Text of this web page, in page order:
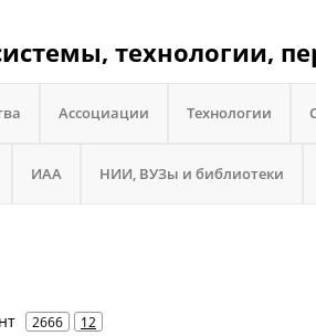
технологии,
Ассоциации Технологии
ИАА НИИ, ВУЗы и библиотеки
2666 12